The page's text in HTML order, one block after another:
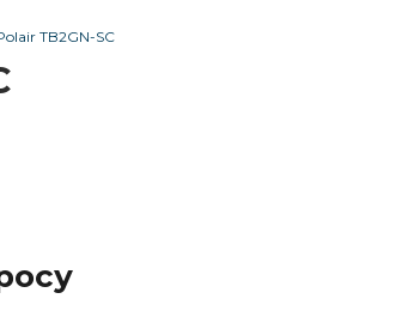
TB2GN-SC